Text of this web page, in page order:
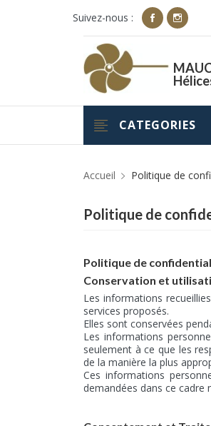
Suivez-nous :
CATEGORIES
Accueil Politique de
Politique de
Politique de
Conservation et
Les informations
services proposés.
Elles sont conservées
Les informations
seulement à ce que les
de la manière la plus
Ces informations
demandées dans ce cadre